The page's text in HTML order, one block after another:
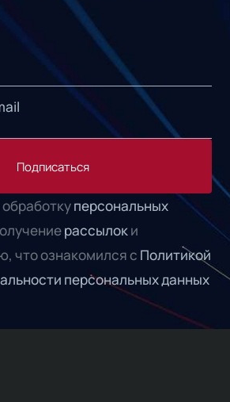
Подписаться
персональных
рассылоки
что ознакомился с Политикой
персональных данных